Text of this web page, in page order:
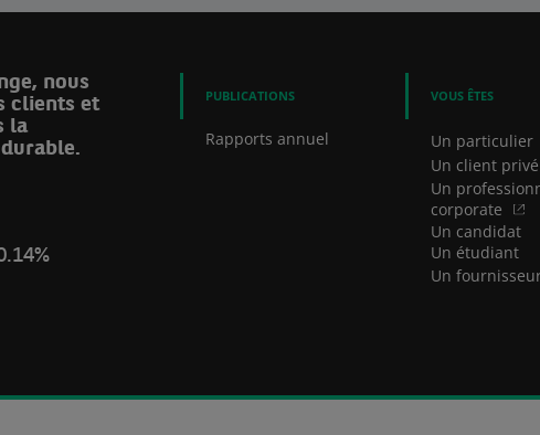
nous
clients et
la
PUBLICATIONS
Rapports annuel
VOUS ÊTES
Un particulier
Un client privé
Un
corporate
Un candidat
Un étudiant
Un